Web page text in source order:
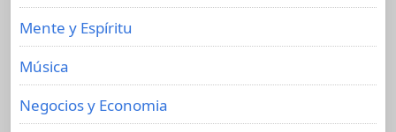
Mente y Espíritu
Música
Negocios y Economia